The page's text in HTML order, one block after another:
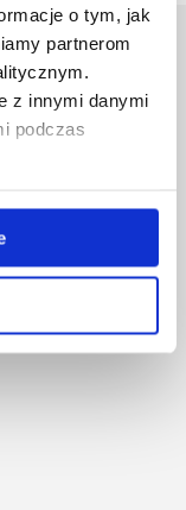
o tym, jak
partnerom
z innymi danymi
podczas